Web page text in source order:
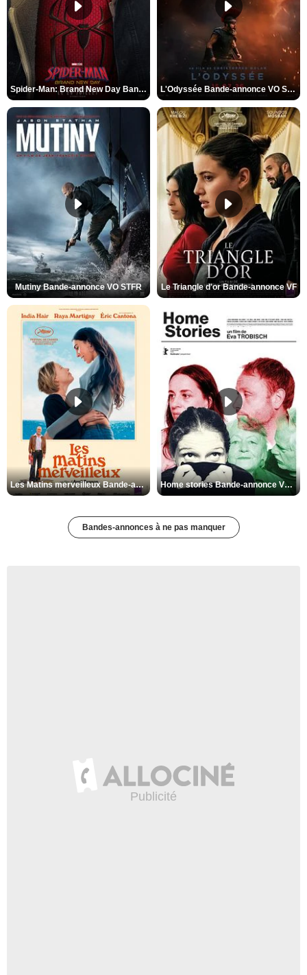
Spider-Man: Brand New Day Bande-annonce VO STFR L'Odyssée Bande-annonce VO STFR
Mutiny Bande-annonce VO STFR Le Triangle d'or Bande-annonce VF
Les Matins merveilleux Bande-annonce VF Home stories Bande-annonce VO STFR
Bandes-annonces à ne pas manquer